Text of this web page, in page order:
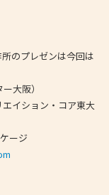
のプレゼンは今回は
大阪）
イション・コア東大
ージ